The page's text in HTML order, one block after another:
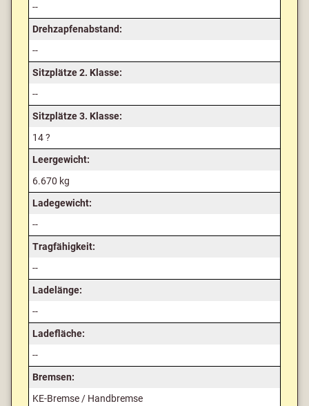
--
Drehzapfenabstand:
--
Sitzplätze 2. Klasse:
--
Sitzplätze 3. Klasse:
14 ?
Leergewicht:
6.670 kg
Ladegewicht:
--
Tragfähigkeit:
--
Ladelänge:
--
Ladefläche:
--
Bremsen:
KE-Bremse / Handbremse